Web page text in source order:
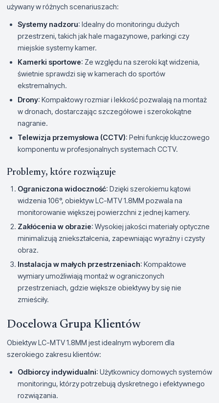
używany w różnych scenariuszach:
Systemy nadzoru: Idealny do monitoringu dużych
przestrzeni, takich jak hale magazynowe, parkingi czy
miejskie systemy kamer.
Kamerki sportowe: Ze względu na szeroki kąt widzenia,
świetnie sprawdzi się w kamerach do sportów
ekstremalnych.
Drony: Kompaktowy rozmiar i lekkość pozwalają na montaż
w dronach, dostarczając szczegółowe i szerokokątne
nagranie.
Telewizja przemysłowa (CCTV): Pełni funkcję kluczowego
komponentu w profesjonalnych systemach CCTV.
Problemy, które rozwiązuje
Ograniczona widoczność: Dzięki szerokiemu kątowi
widzenia 106°, obiektyw LC-MTV 1.8MM pozwala na
monitorowanie większej powierzchni z jednej kamery.
Zakłócenia w obrazie: Wysokiej jakości materiały optyczne
minimalizują zniekształcenia, zapewniając wyraźny i czysty
obraz.
Instalacja w małych przestrzeniach: Kompaktowe
wymiary umożliwiają montaż w ograniczonych
przestrzeniach, gdzie większe obiektywy by się nie
zmieściły.
Docelowa Grupa Klientów
Obiektyw LC-MTV 1.8MM jest idealnym wyborem dla
szerokiego zakresu klientów:
Odbiorcy indywidualni: Użytkownicy domowych systemów
monitoringu, którzy potrzebują dyskretnego i efektywnego
rozwiązania.